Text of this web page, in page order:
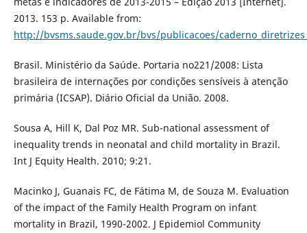
2013. 153 p. Available from:
http://bvsms.saude.gov.br/bvs/publicacoes/
Brasil. Ministério da Saúde. Portaria no221/2008: Lista
brasileira de internações por condições sensíveis à atenção
primária (ICSAP). Diário Oficial da União. 2008.
Sousa A, Hill K, Dal Poz MR. Sub-national assessment of
inequality trends in neonatal and child mortality in Brazil.
Int J Equity Health. 2010; 9:21.
Macinko J, Guanais FC, de Fátima M, de Souza M. Evaluation
of the impact of the Family Health Program on infant
mortality in Brazil, 1990-2002. J Epidemiol Community